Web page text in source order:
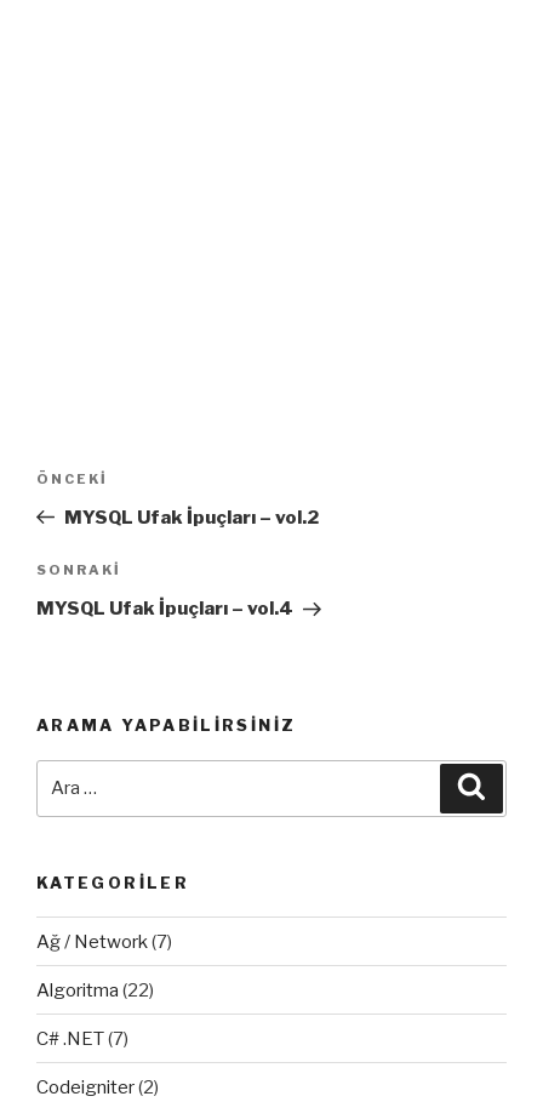
Yazı
Önceki
Yazı
ÖNCEKI
MYSQL Ufak İpuçları – vol.2
Sonraki
Yazı
SONRAKI
MYSQL Ufak İpuçları – vol.4
ARAMA YAPABILIRSINIZ
KATEGORILER
Ağ / Network(7)
Algoritma (22)
C# .NET(7)
Codeigniter(2)